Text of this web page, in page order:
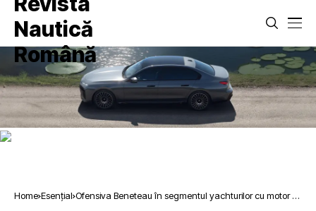
Home Esențial Ofensiva Beneteau în segmentul yachturilor cu motor a